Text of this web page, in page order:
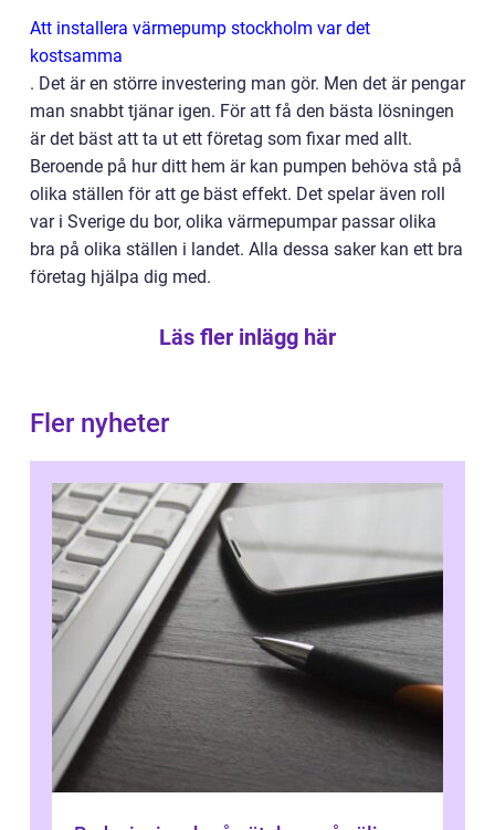
Att installera värmepump stockholm var det
kostsamma
. Det är en större investering man gör. Men det är pengar
man snabbt tjänar igen. För att få den bästa lösningen
är det bäst att ta ut ett företag som fixar med allt.
Beroende på hur ditt hem är kan pumpen behöva stå på
olika ställen för att ge bäst effekt. Det spelar även roll
var i Sverige du bor, olika värmepumpar passar olika
bra på olika ställen i landet. Alla dessa saker kan ett bra
företag hjälpa dig med.
Läs fler inlägg här
Fler nyheter